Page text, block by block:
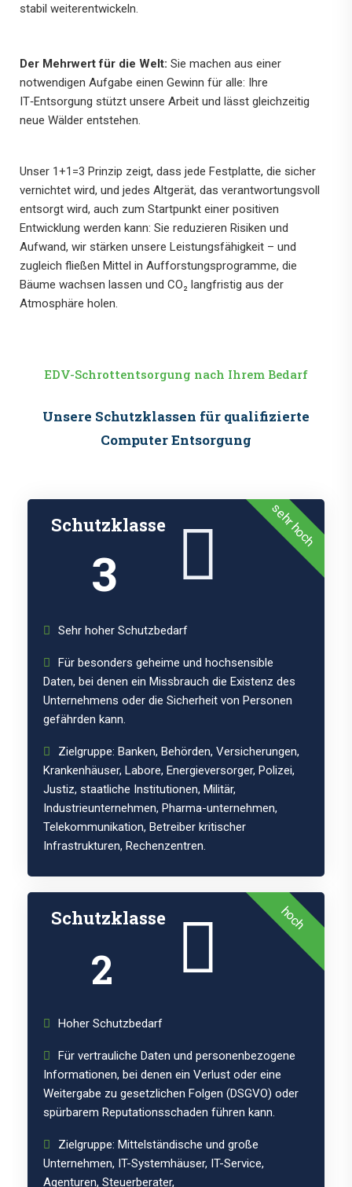
stabil weiterentwickeln.
Der Mehrwert für die Welt: Sie machen aus einer
notwendigen Aufgabe einen Gewinn für alle: Ihre
IT‑Entsorgung stützt unsere Arbeit und lässt gleichzeitig
neue Wälder entstehen.
Unser 1+1=3 Prinzip zeigt, dass jede Festplatte, die sicher
vernichtet wird, und jedes Altgerät, das verantwortungsvoll
entsorgt wird, auch zum Startpunkt einer positiven
Entwicklung werden kann: Sie reduzieren Risiken und
Aufwand, wir stärken unsere Leistungsfähigkeit – und
zugleich fließen Mittel in Aufforstungsprogramme, die
Bäume wachsen lassen und CO₂ langfristig aus der
Atmosphäre holen.
EDV-Schrottentsorgung nach Ihrem Bedarf
Unsere Schutzklassen für qualifizierte
Computer Entsorgung
sehr hoch
Schutzklasse
3
Sehr hoher Schutzbedarf
Für besonders geheime und hochsensible
Daten, bei denen ein Missbrauch die Existenz des
Unternehmens oder die Sicherheit von Personen
gefährden kann.
Zielgruppe: Banken, Behörden, Versicherungen,
Krankenhäuser, Labore, Energieversorger, Polizei,
Justiz, staatliche Institutionen, Militär,
Industrieunternehmen, Pharma-unternehmen,
Telekommunikation, Betreiber kritischer
Infrastrukturen, Rechenzentren.
hoch
Schutzklasse
2
Hoher Schutzbedarf
Für vertrauliche Daten und personenbezogene
Informationen, bei denen ein Verlust oder eine
Weitergabe zu gesetzlichen Folgen (DSGVO) oder
spürbarem Reputationsschaden führen kann.
Zielgruppe: Mittelständische und große
Unternehmen, IT-Systemhäuser, IT-Service,
Agenturen, Steuerberater,